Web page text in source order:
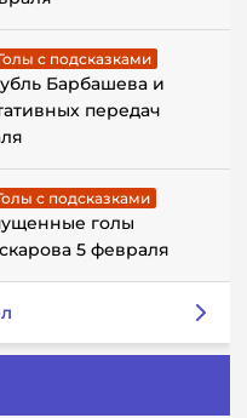
с подсказками
Барбашева и
передач
с подсказками
голы
5 февраля